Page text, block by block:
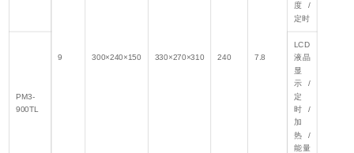
9 300×240×150 330×270×310 240 7.8
度/
定时
PM3-
900TL
LCD
液晶
显
示/
定
时/
加
热/
能量